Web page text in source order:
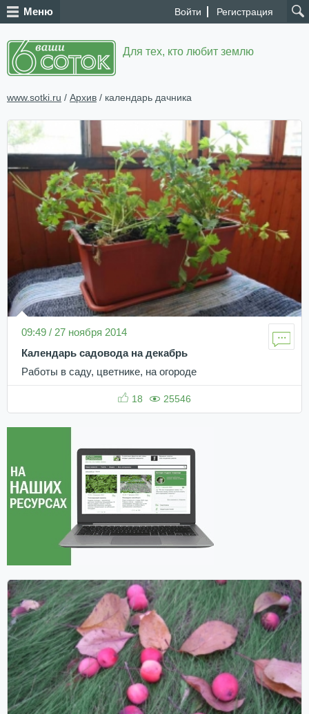
Войти Регистрация
Меню
Для тех, кто любит землю
www.sotki.ru / Архив / календарь дачника
09:49 / 27 ноября 2014
Календарь садовода на декабрь
Работы в саду, цветнике, на огороде
18 25546